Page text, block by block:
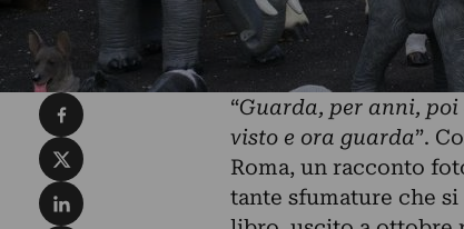
“Guarda, per anni,
visto e ora guarda”.
Roma, un racconto
tante sfumature che
Condividi su Facebook
Condividi su X
Condividi su LinkedIn